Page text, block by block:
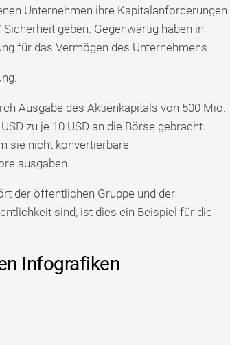
Unternehmen ihre Kapitalanforderungen
geben. Gegenwärtig haben in
für das Vermögen des Unternehmens.
Ausgabe des Aktienkapitals von 500 Mio.
zu je 10 USD an die Börse gebracht.
sie nicht konvertierbare
ausgaben.
der öffentlichen Gruppe und der
sind, ist dies ein Beispiel für die
Infografiken